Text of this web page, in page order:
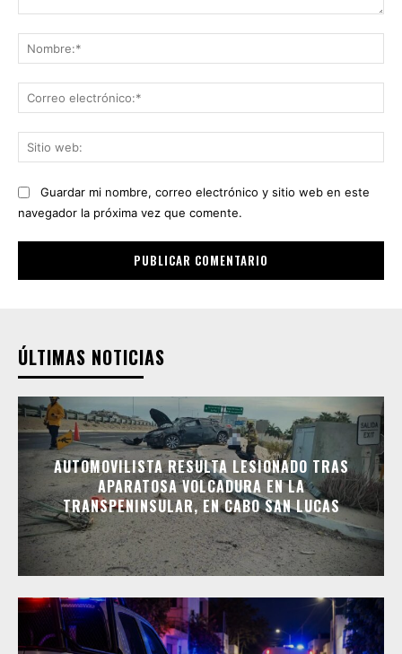
Guardar mi nombre, correo electrónico y sitio web en este
navegador la próxima vez que comente.
ÚLTIMAS NOTICIAS
AUTOMOVILISTA RESULTA LESIONADO TRAS
APARATOSA VOLCADURA EN LA
TRANSPENINSULAR, EN CABO SAN LUCAS